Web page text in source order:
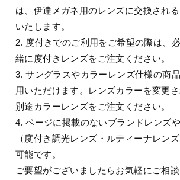
は、伊達メガネ用のレンズに交換され
いたします。
2. 度付きでのご利用をご希望の際は、
緒に度付きレンズをご注文ください。
3. サングラスやカラーレンズ仕様の商
用いただけます。レンズカラーを変更さ
別途カラーレンズをご注文ください。
4. ページに掲載のないブランドレンズ
（度付き調光レンズ・ルティーナレン
可能です。
ご要望がございましたらお気軽にご相談